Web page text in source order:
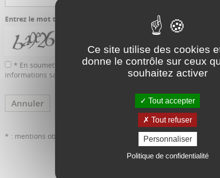
Entrez le mot tel qu'il apparaît dans l'image ci-dessous
* En soumettant ce formulaire, j'accepte que les
informations saisies soient utilisées pour me recontacter.
Annuler
* : mentions obligatoires
Ce site utilise des cookies
donne le contrôle sur ceux
souhaitez activer
Tout accepter
Tout refuser
Personnaliser
Politique de confidentialité